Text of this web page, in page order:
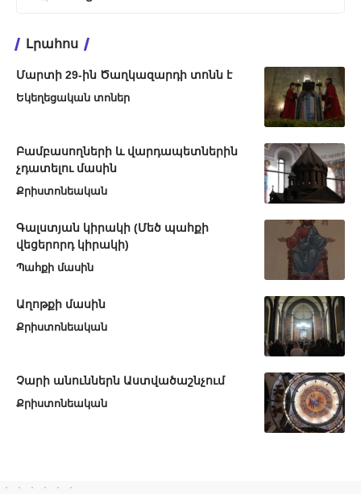
Լրահոս
Մարտի 29-ին Ծաղկազարդի տոնն է
Եկեղեցական տոներ
Բամբասողների և վարդապետներին
չդատելու մասին
Քրիստոնեական
Գալստյան կիրակի (Մեծ պահքի
վեցերորդ կիրակի)
Պահքի մասին
Աղոթքի մասին
Քրիստոնեական
Չարի անուններն Աստվածաշնչում
Քրիստոնեական